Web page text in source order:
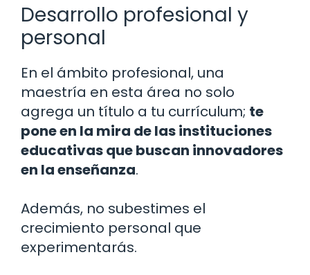
Desarrollo profesional y
personal
En el ámbito profesional, una
maestría en esta área no solo
agrega un título a tu currículum; te
pone en la mira de las instituciones
educativas que buscan innovadores
en la enseñanza.
Además, no subestimes el
crecimiento personal que
experimentarás.